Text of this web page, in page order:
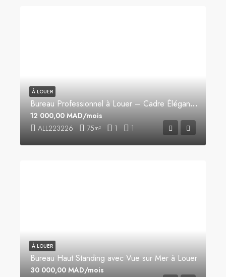
Bureau Professionnel à Louer – Cadre Élégant & Sécurisé
ALL223226 75m² 1 1
12 000,00 MAD/mois
À LOUER
Bureau Haut Standing avec Vue sur Mer à Louer
30 000,00 MAD/mois
À LOUER